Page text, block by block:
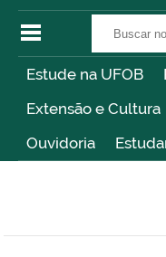
Estude na UFOB
Extensão e Cultura
Ouvidoria